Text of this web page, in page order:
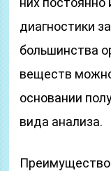
диагностики
большинства
веществ
основании
вида анализа.
Преимущество